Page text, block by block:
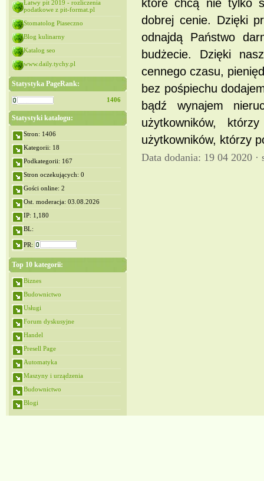
Łatwy pit 2019 - rozliczenia
podatkowe z pit-format.pl
Stomatolog Piaseczno
Blog kulinarny
Katalog seo
www.daily.tychy.pl
Statystyka PageRank:
1406
Statystyki katalogu:
Stron: 1406
Kategorii: 18
Podkategorii: 167
Stron oczekujących: 0
Gości online: 2
Ost. moderacja: 03.08.2026
IP: 1,180
BL:
PR:
Top 10 kategorii:
Biznes
Budownictwo
Usługi
Forum dyskusyjne
Handel
Presell Page
Automatyka
Maszyny i urządzenia
Budownictwo
Blogi
które chcą nie tylko
dobrej cenie. Dzięki
odnajdą Państwo
budżecie. Dzięki
cennego czasu,
bez pośpiechu
bądź wynajem
użytkowników,
użytkowników, którzy
Data dodania: 19 04 2020 ·